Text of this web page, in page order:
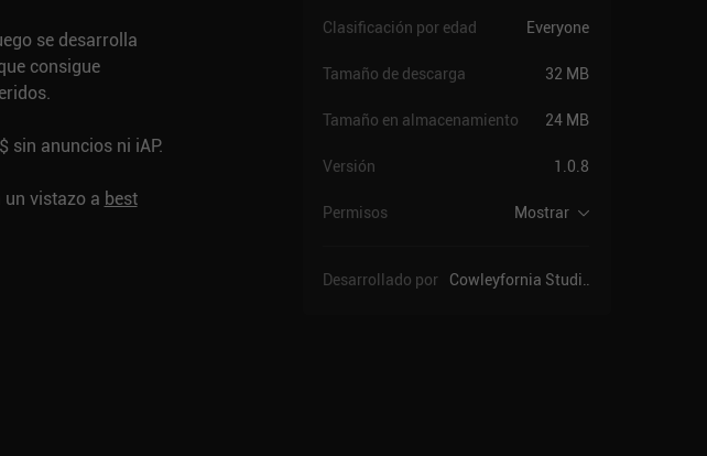
se desarrolla
consigue
sin anuncios ni iAP.
un vistazo a best
Clasificación por edad Everyone
Tamaño de descarga 32 MB
Tamaño en almacenamiento 24 MB
Versión 1.0.8
Permisos Mostrar
Desarrollado por Cowleyfornia Studios